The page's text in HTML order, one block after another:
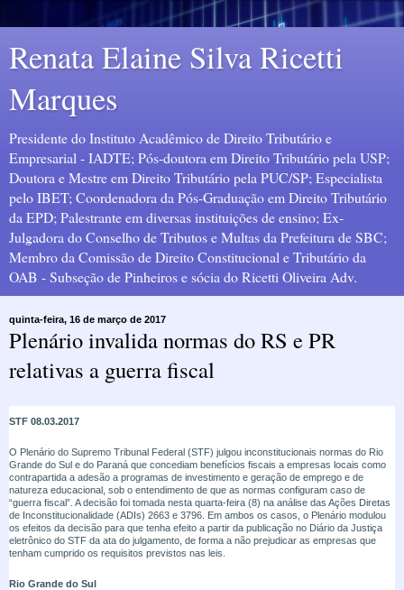
Renata Elaine Silva Ricetti
Marques
Presidente do Instituto Acadêmico de Direito Tributário e
Empresarial - IADTE; Pós-doutora em Direito Tributário pela USP;
Doutora e Mestre em Direito Tributário pela PUC/SP; Especialista
pelo IBET; Coordenadora da Pós-Graduação em Direito Tributário
da EPD; Palestrante em diversas instituições de ensino; Ex-
Julgadora do Conselho de Tributos e Multas da Prefeitura de SBC;
Membro da Comissão de Direito Constitucional e Tributário da
OAB - Subseção de Pinheiros e sócia do Ricetti Oliveira Adv.
quinta-feira, 16 de março de 2017
Plenário invalida normas do RS e PR
relativas a guerra fiscal
STF 08.03.2017
O Plenário do Supremo Tribunal Federal (STF) julgou inconstitucionais normas do Rio
Grande do Sul e do Paraná que concediam benefícios fiscais a empresas locais como
contrapartida a adesão a programas de investimento e geração de emprego e de
natureza educacional, sob o entendimento de que as normas configuram caso de
“guerra fiscal”. A decisão foi tomada nesta quarta-feira (8) na análise das Ações Diretas
de Inconstitucionalidade (ADIs) 2663 e 3796. Em ambos os casos, o Plenário modulou
os efeitos da decisão para que tenha efeito a partir da publicação no Diário da Justiça
eletrônico do STF da ata do julgamento, de forma a não prejudicar as empresas que
tenham cumprido os requisitos previstos nas leis.
Rio Grande do Sul